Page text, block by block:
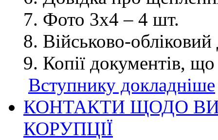
Фото 3х4 – 4 шт.
Військово-
Копії документів,
Вступнику докладніше
КОНТАКТИ ЩОДО
КОРУПЦІЇ